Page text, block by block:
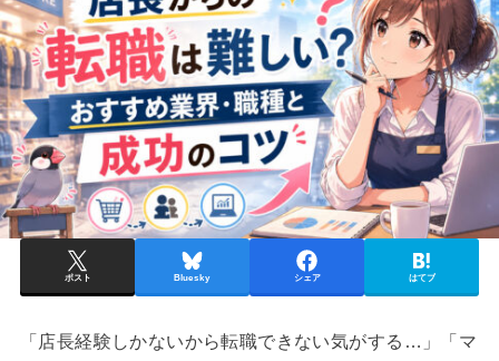
ポスト Bluesky シェア はてブ
「店長経験しかないから転職できない気がする…」「マ